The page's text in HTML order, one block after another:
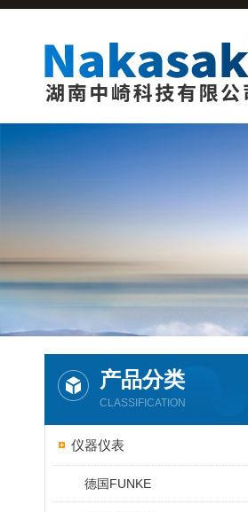
产品分类
CLASSIFICATION
仪器仪表
德国FUNKE